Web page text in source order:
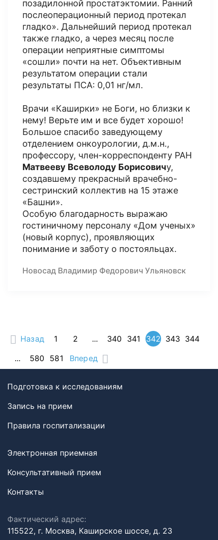
позадилонной простатэктомии. Ранний
послеоперационный период протекал
гладко». Дальнейший период протекал
также гладко, а через месяц после
операции неприятные симптомы
«сошли» почти на нет. Объективным
результатом операции стали
результаты ПСА: 0,01 нг/мл.
Врачи «Каширки» не Боги, но близки к
нему! Верьте им и все будет хорошо!
Большое спасибо заведующему
отделением онкоурологии, д.м.н.,
профессору, член-корреспонденту РАН
Матвееву Всеволоду Борисовичу,
создавшему прекрасный врачебно-
сестринский коллектив на 15 этаже
«Башни».
Особую благодарность выражаю
гостиничному персоналу «Дом ученых»
(новый корпус), проявляющих
понимание и заботу о постояльцах.
Новосад Владимир Федорович Ульяновск
Назад 1 2 ... 340 341 342 343 344
...
580 581 Вперед
Подготовка к исследованиям
Запись на прием
Правила госпитализации
Электронная приемная
Консультативный прием
Контакты
Фактический адрес:
115522, г. Москва, Каширское шоссе, д. 23